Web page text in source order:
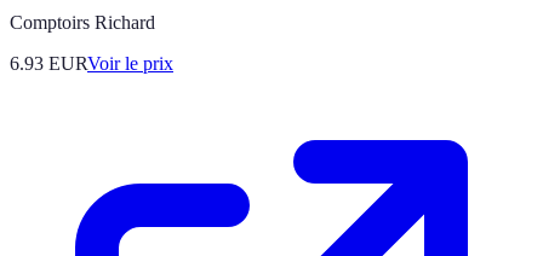
Comptoirs Richard
6.93 EURVoir le prix